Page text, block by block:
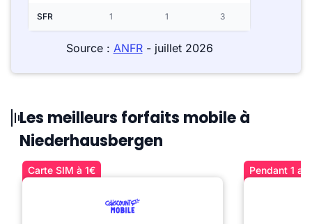
SFR 1 1 3
Source : ANFR- juillet 2026
Les meilleurs forfaits mobile à
Niederhausbergen
Carte SIM à 1€ Pendant 1